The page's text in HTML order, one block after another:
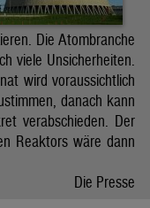
Die Atombranche
viele Unsicherheiten.
wird voraussichtlich
danach kann
verabschieden. Der
Reaktors wäre dann
Die Presse